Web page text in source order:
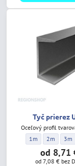
Tyč prierez
Oceľový profil
Tyč prierez U 50 -
1m Tyč prierez
2m Tyč
3m
od 8,71
od 7,08 € bez